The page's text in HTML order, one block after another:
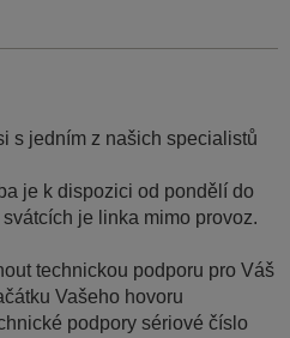
s jedním z našich specialistů
je k dispozici od pondělí do
je linka mimo provoz.
technickou podporu pro Váš
Vašeho hovoru
podpory sériové číslo